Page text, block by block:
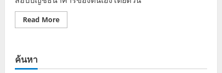
Read MoreRead
more
พฤษภาคม
ค้นหา